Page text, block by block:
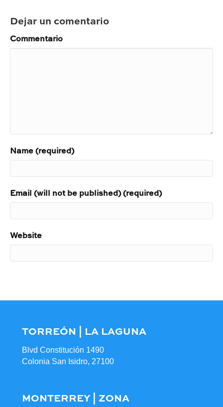
Dejar un comentario
Commentario
Name (required)
Email (will not be published) (required)
Website
TORREÓN | LA LAGUNA
Blvd Constitución 1490
Colonia San Isidro, 27100
MONTERREY | ZONA